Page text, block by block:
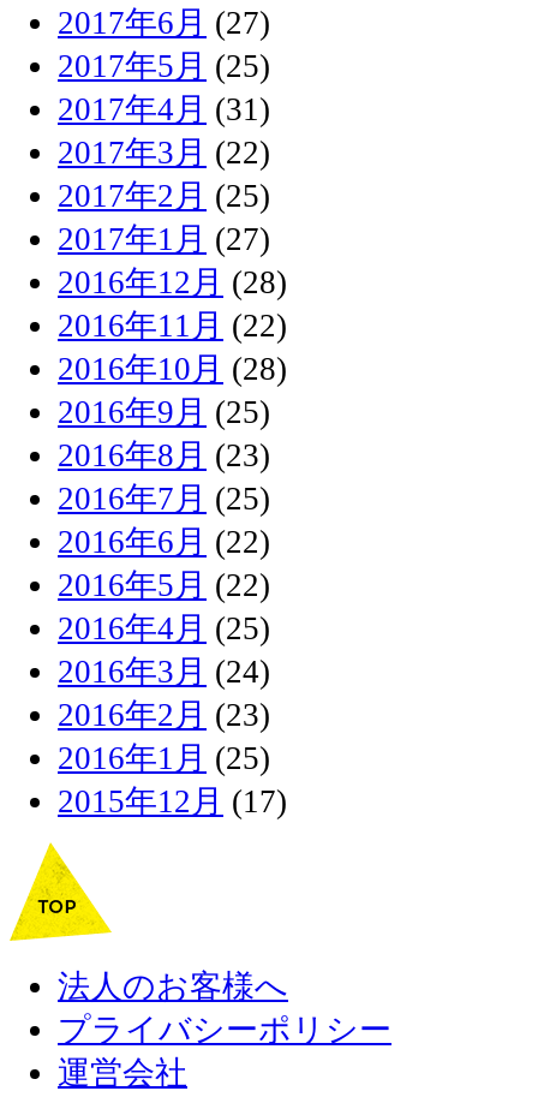
2017年6月 (27)
2017年5月 (25)
2017年4月 (31)
2017年3月 (22)
2017年2月 (25)
2017年1月 (27)
2016年12月 (28)
2016年11月 (22)
2016年10月 (28)
2016年9月 (25)
2016年8月 (23)
2016年7月 (25)
2016年6月 (22)
2016年5月 (22)
2016年4月 (25)
2016年3月 (24)
2016年2月 (23)
2016年1月 (25)
2015年12月 (17)
法人のお客様へ
プライバシーポリシー
運営会社